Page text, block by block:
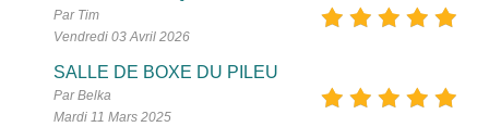
Par Tim
Vendredi 03 Avril 2026
SALLE DE BOXE DU PILEU
Par Belka
Mardi 11 Mars 2025